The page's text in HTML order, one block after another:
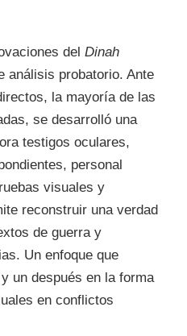
del Dinah
análisis probatorio. Ante
la mayoría de las
se desarrolló una
testigos oculares,
personal
visuales y
reconstruir una verdad
de guerra y
Un enfoque que
un después en la forma
en conflictos